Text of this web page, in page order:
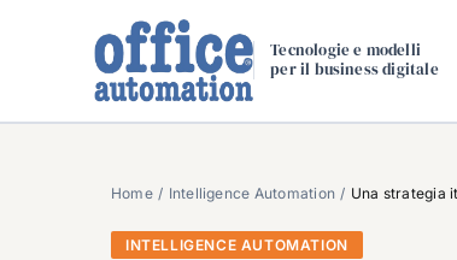
Tecnologie e modelli
per il business digitale
Home Intelligence Automation Una strategia
INTELLIGENCE AUTOMATION